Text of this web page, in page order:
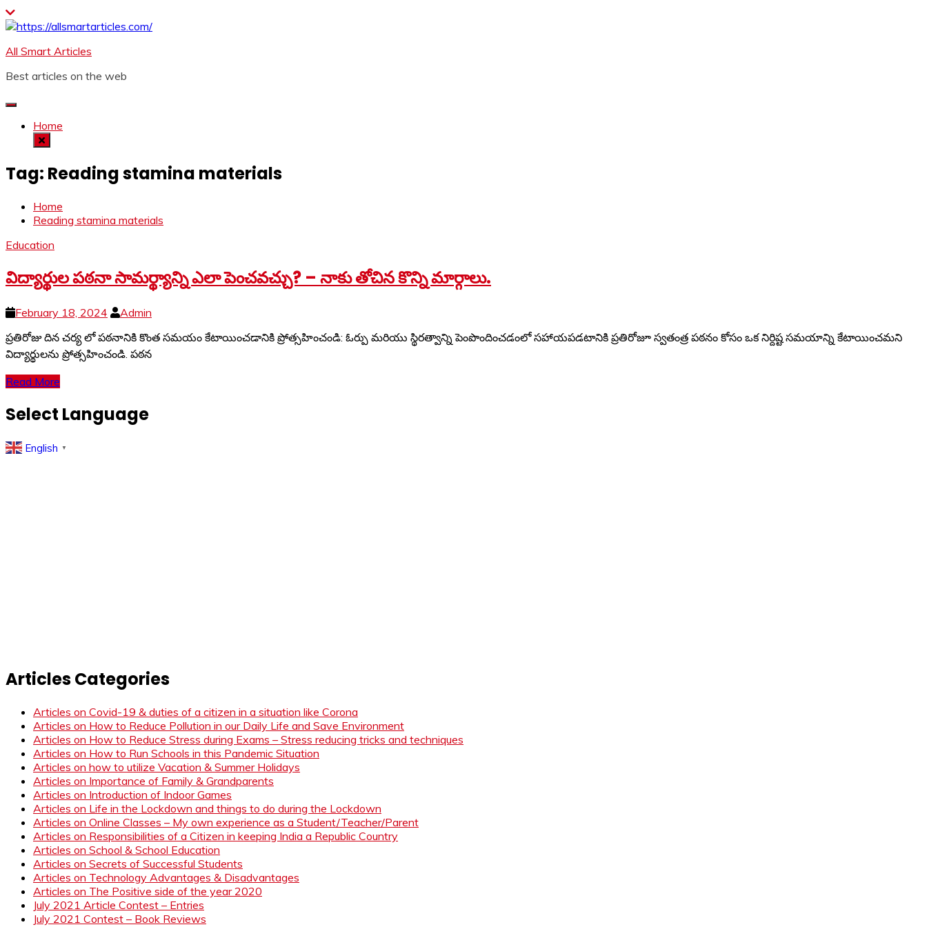
Skip
to
All Smart Articles
Best articles on the web
Home
Tag: Reading stamina materials
Home
Reading stamina materials
Education
విద్యార్థుల పఠనా సామర్థ్యాన్ని ఎలా పెంచవచ్చు? – నాకు తోచిన కొన్ని మార్గాలు.
February 18, 2024
Admin
ప్రతిరోజు దిన చర్య లో పఠనానికి కొంత సమయం కేటాయించడానికి ప్రోత్సహించండి: ఓర్పు మరియు స్థిరత్వాన్ని పెంపొందించడంలో సహాయపడటానికి ప్రతిరోజూ స్వతంత్ర పఠనం కోసం ఒక నిర్దిష్ట సమయాన్ని కేటాయించమని
విద్యార్థులను ప్రోత్సహించండి. పఠన
Read More
Select Language
English ▼
Articles Categories
Articles on Covid-19 & duties of a citizen in a situation like Corona
Articles on How to Reduce Pollution in our Daily Life and Save Environment
Articles on How to Reduce Stress during Exams – Stress reducing tricks and techniques
Articles on How to Run Schools in this Pandemic Situation
Articles on how to utilize Vacation & Summer Holidays
Articles on Importance of Family & Grandparents
Articles on Introduction of Indoor Games
Articles on Life in the Lockdown and things to do during the Lockdown
Articles on Online Classes – My own experience as a Student/Teacher/Parent
Articles on Responsibilities of a Citizen in keeping India a Republic Country
Articles on School & School Education
Articles on Secrets of Successful Students
Articles on Technology Advantages & Disadvantages
Articles on The Positive side of the year 2020
July 2021 Article Contest – Entries
July 2021 Contest – Book Reviews